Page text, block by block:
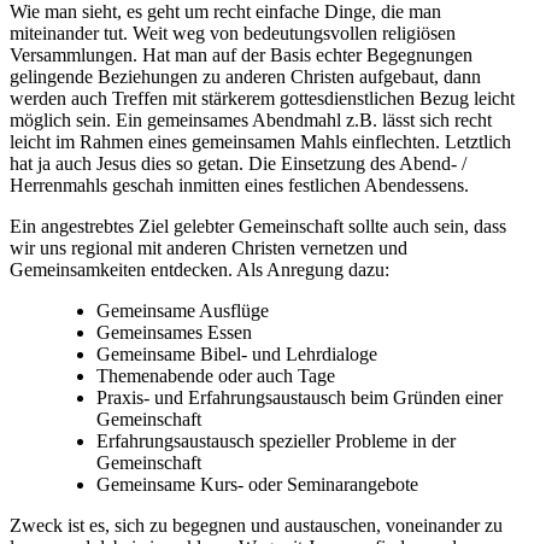
Wie man sieht, es geht um recht einfache Dinge, die man
miteinander tut. Weit weg von bedeutungsvollen religiösen
Versammlungen. Hat man auf der Basis echter Begegnungen
gelingende Beziehungen zu anderen Christen aufgebaut, dann
werden auch Treffen mit stärkerem gottesdienstlichen Bezug leicht
möglich sein. Ein gemeinsames Abendmahl z.B. lässt sich recht
leicht im Rahmen eines gemeinsamen Mahls einflechten. Letztlich
hat ja auch Jesus dies so getan. Die Einsetzung des Abend- /
Herrenmahls geschah inmitten eines festlichen Abendessens.
Ein angestrebtes Ziel gelebter Gemeinschaft sollte auch sein, dass
wir uns regional mit anderen Christen vernetzen und
Gemeinsamkeiten entdecken. Als Anregung dazu:
Gemeinsame Ausflüge
Gemeinsames Essen
Gemeinsame Bibel- und Lehrdialoge
Themenabende oder auch Tage
Praxis- und Erfahrungsaustausch beim Gründen einer
Gemeinschaft
Erfahrungsaustausch spezieller Probleme in der
Gemeinschaft
Gemeinsame Kurs- oder Seminarangebote
Zweck ist es, sich zu begegnen und austauschen, voneinander zu